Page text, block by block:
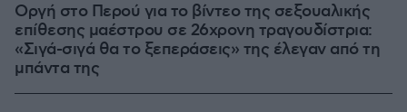
Οργή στο Περού για το βίντεο της σεξουαλικής
επίθεσης μαέστρου σε 26χρονη τραγουδίστρια:
«Σιγά-σιγά θα το ξεπεράσεις» της έλεγαν από τη
μπάντα της